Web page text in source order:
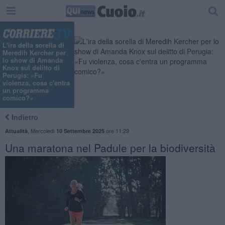
L'ira della sorella di
Meredih Kercher per
lo show di Amanda
Knox sul delitto di
Perugia: «Fu
violenza, cosa c'entra
un programma
comico?»
Indietro
Attualità Mercoledì 10 Settembre 2025ore 11:29
Una maratona nel Padule per la biodiversità